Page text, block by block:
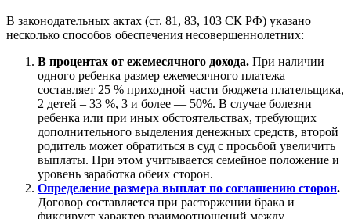
В законодательных актах (ст. 81, 83, 103 СК РФ) указано
несколько способов обеспечения несовершеннолетних:
В процентах от ежемесячного дохода. При наличии
одного ребенка размер ежемесячного платежа
составляет 25 % приходной части бюджета плательщика,
2 детей – 33 %, 3 и более — 50%. В случае болезни
ребенка или при иных обстоятельствах, требующих
дополнительного выделения денежных средств, второй
родитель может обратиться в суд с просьбой увеличить
выплаты. При этом учитывается семейное положение и
уровень заработка обеих сторон.
Определение размера выплат по соглашению сторон.
Договор составляется при расторжении брака и